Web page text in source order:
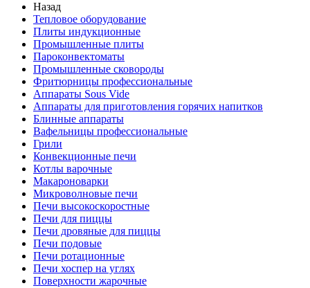
Назад
Тепловое оборудование
Плиты индукционные
Промышленные плиты
Пароконвектоматы
Промышленные сковороды
Фритюрницы профессиональные
Аппараты Sous Vide
Аппараты для приготовления горячих напитков
Блинные аппараты
Вафельницы профессиональные
Грили
Конвекционные печи
Котлы варочные
Макароноварки
Микроволновые печи
Печи высокоскоростные
Печи для пиццы
Печи дровяные для пиццы
Печи подовые
Печи ротационные
Печи хоспер на углях
Поверхности жарочные